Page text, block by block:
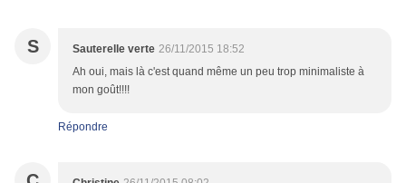
S Sauterelle verte 26/11/2015 18:52
Ah oui, mais là c'est quand même un peu trop minimaliste à
mon goût!!!!
Répondre